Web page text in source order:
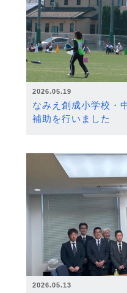
2026.05.19
なみえ創成小学校・
補助を行いました
2026.05.13